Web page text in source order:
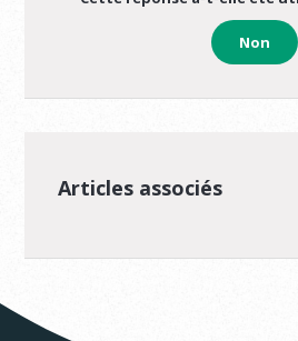
Non
Articles associés